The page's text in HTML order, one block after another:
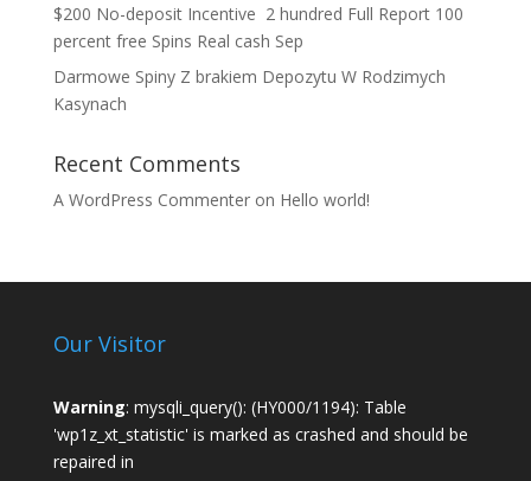
$200 No-deposit Incentive ️ 2 hundred Full Report 100
percent free Spins Real cash Sep
Darmowe Spiny Z brakiem Depozytu W Rodzimych
Kasynach
Recent Comments
A WordPress Commenteron Hello world!
Our Visitor
Warning: mysqli_query(): (HY000/1194): Table
'wp1z_xt_statistic' is marked as crashed and should be
repaired in